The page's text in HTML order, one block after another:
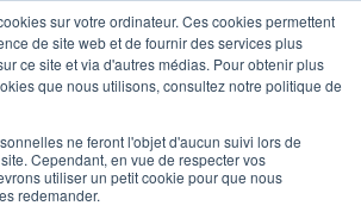
sur votre ordinateur. Ces cookies permettent
de site web et de fournir des services plus
ce site et via d'autres médias. Pour obtenir plus
que nous utilisons, consultez notre politique de
ne feront l'objet d'aucun suivi lors de
Cependant, en vue de respecter vos
utiliser un petit cookie pour que nous
redemander.
l'agence immobilière
: votre
pour tous vos projets